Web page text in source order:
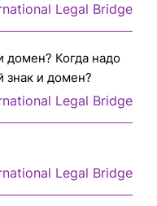
Legal Bridge
домен? Когда надо
знак и домен?
Legal Bridge
Legal Bridge